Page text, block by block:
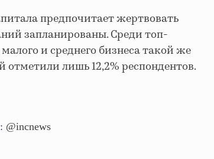
предпочитает жертвовать
запланированы. Среди топ-
и среднего бизнеса такой же
лишь 12,2% респондентов.
: @incnews